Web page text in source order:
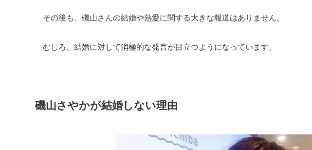
その後も、磯山さんの結婚や熱愛に関する大きな報道はありません。
むしろ、結婚に対して消極的な発言が目立つようになっています。
磯山さやかが結婚しない理由